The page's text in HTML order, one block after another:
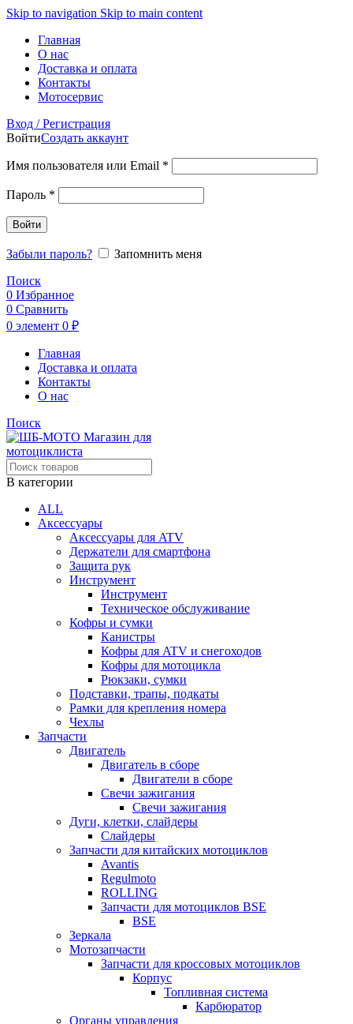
Skip to navigation Skip to main content
Главная
О нас
Доставка и оплата
Контакты
Мотосервис
Вход / Регистрация
ВойтиСоздать аккаунт
Имя пользователя или Email *
Пароль *
Войти
Забыли пароль?
Запомнить меня
Поиск
0 Избранное
0 Сравнить
0 элемент 0 ₽
Главная
Доставка и оплата
Контакты
О нас
Поиск
В категории
ALL
Аксессуары
Аксессуары для ATV
Держатели для смартфона
Защита рук
Инструмент
Инструмент
Техническое обслуживание
Кофры и сумки
Канистры
Кофры для ATV и снегоходов
Кофры для мотоцикла
Рюкзаки, сумки
Подставки, трапы, подкаты
Рамки для крепления номера
Чехлы
Запчасти
Двигатель
Двигатель в сборе
Двигатели в сборе
Свечи зажигания
Свечи зажигания
Дуги, клетки, слайдеры
Слайдеры
Запчасти для китайских мотоциклов
Avantis
Regulmoto
ROLLING
Запчасти для мотоциклов BSE
BSE
Зеркала
Мотозапчасти
Запчасти для кроссовых мотоциклов
Корпус
Топливная система
Карбюратор
Органы управления